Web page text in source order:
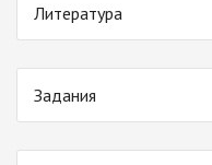
Литература
Задания